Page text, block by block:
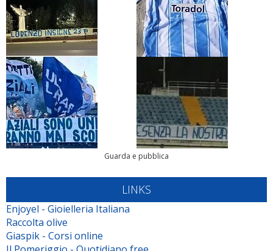
Guarda e pubblica
LINKS
Enjoyel - Gioielleria Italiana
Raccolta olive
Giaspik - Corsi online